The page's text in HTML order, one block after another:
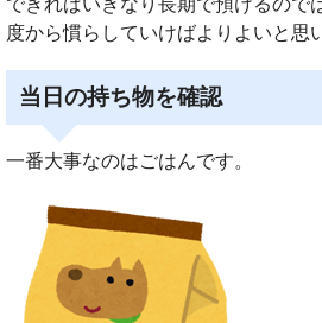
できればいきなり長期で預けるので
度から慣らしていけばよりよいと思
当日の持ち物を確認
一番大事なのはごはんです。